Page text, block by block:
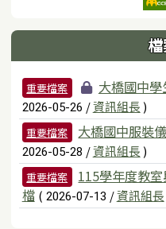
檔案列表
重要檔案 大橋國中
2026-05-26 /資訊組長 )
重要檔案 大橋國中服裝
2026-05-28 /資訊組長 )
重要檔案 115學年度教
檔 ( 2026-07-13 /資訊組長